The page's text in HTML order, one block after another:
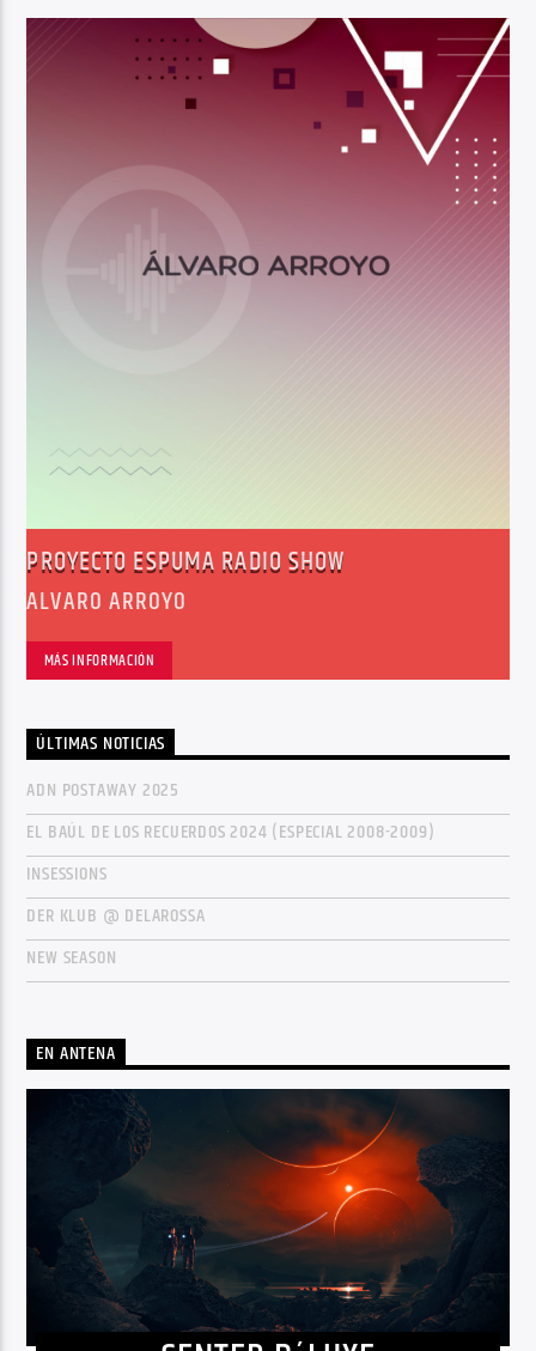
PROYECTO ESPUMA RADIO SHOW
ALVARO ARROYO
MÁS INFORMACIÓN
ÚLTIMAS NOTICIAS
ADN POSTAWAY 2025
EL BAÚL DE LOS RECUERDOS 2024 (ESPECIAL 2008-2009)
INSESSIONS
DER KLUB @ DELAROSSA
NEW SEASON
EN ANTENA